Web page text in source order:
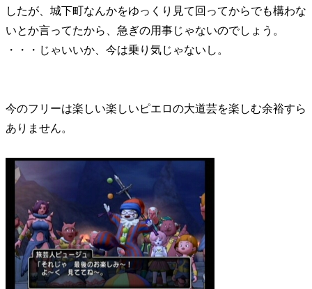
したが、城下町なんかをゆっくり見て回ってからでも構わな
いとか言ってたから、急ぎの用事じゃないのでしょう。
・・・じゃいいか、今は乗り気じゃないし。
今のフリーは楽しい楽しいピエロの大道芸を楽しむ余裕すら
ありません。